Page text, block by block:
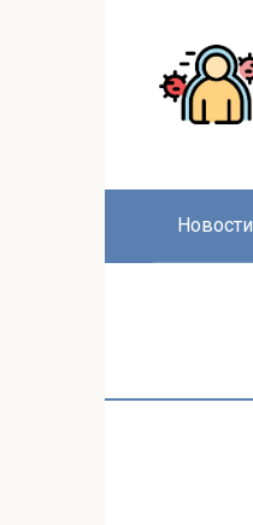
Новости